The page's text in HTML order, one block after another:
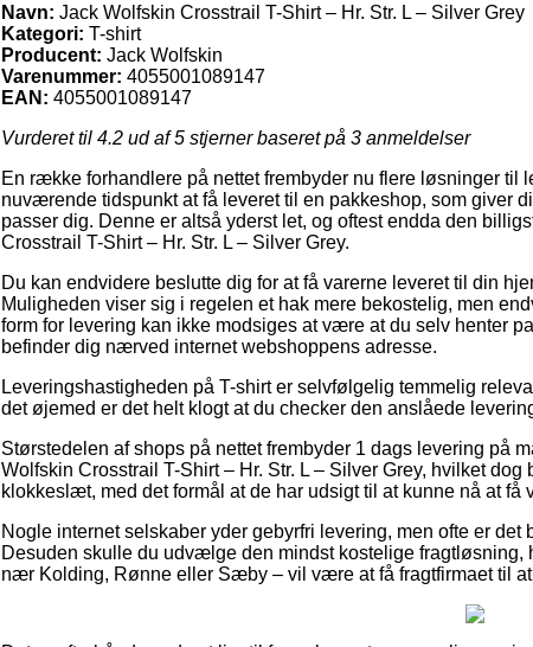
Navn: Jack Wolfskin Crosstrail T-Shirt – Hr. Str. L – Silver Grey
Kategori: T-shirt
Producent: Jack Wolfskin
Varenummer: 4055001089147
EAN: 4055001089147
Vurderet til 4.2 ud af 5 stjerner baseret på 3 anmeldelser
En række forhandlere på nettet frembyder nu flere løsninger til
nuværende tidspunkt at få leveret til en pakkeshop, som giver
passer dig. Denne er altså yderst let, og oftest endda den
Crosstrail T-Shirt – Hr. Str. L – Silver Grey.
Du kan endvidere beslutte dig for at få varerne leveret til din
Muligheden viser sig i regelen et hak mere bekostelig, men
form for levering kan ikke modsiges at være at du selv henter
befinder dig nærved internet webshoppens adresse.
Leveringshastigheden på T-shirt er selvfølgelig temmelig
det øjemed er det helt klogt at du checker den anslåede
Størstedelen af shops på nettet frembyder 1 dags levering på
Wolfskin Crosstrail T-Shirt – Hr. Str. L – Silver Grey, hvilket
klokkeslæt, med det formål at de har udsigt til at kunne nå at få
Nogle internet selskaber yder gebyrfri levering, men ofte er
Desuden skulle du udvælge den mindst kostelige fragtløsning,
nær Kolding, Rønne eller Sæby – vil være at få fragtfirmaet til